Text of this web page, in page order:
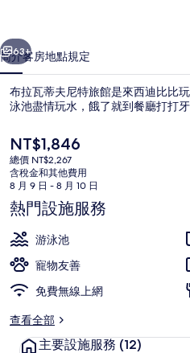
旅
館
的
片
集
個 下一個
63+
簡介客房地點規定
布拉瓦蒂夫尼特旅館是來西迪比比
泳池盡情玩水，餓了就到餐廳打打牙
目
前
的
價
格
是
NT$1,846
總價 NT$2,267
含稅金和其他費用
8 月 9 日 - 8 月 10 日
熱門設施服務
游泳池
寵物友善
免費無線上網
查看全部
主要設施服務 (12)